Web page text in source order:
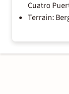
Cuatro
Terrain: